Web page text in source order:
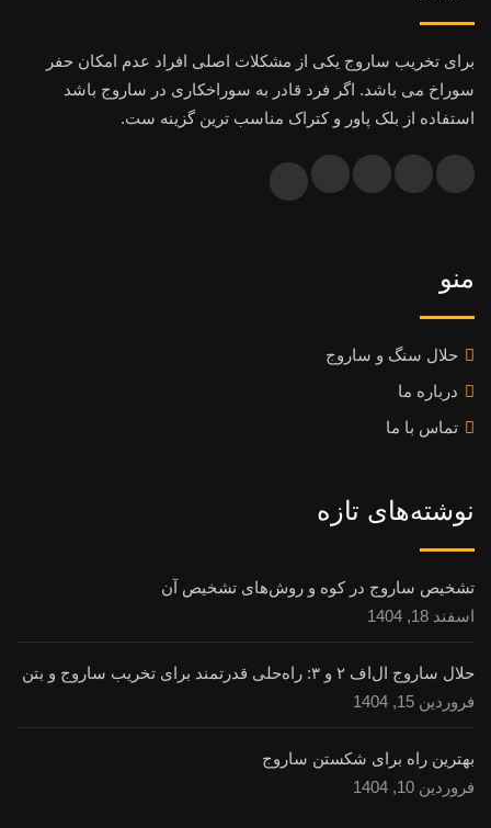
برای تخریب ساروج یکی از مشکلات اصلی افراد عدم امکان حفر
سوراخ می باشد. اگر فرد قادر به سوراخکاری در ساروج باشد
استفاده از بلک پاور و کتراک مناسب ترین گزینه ست.
منو
حلال سنگ و ساروج
درباره ما
تماس با ما
نوشته‌های تازه
تشخیص ساروج در کوه و روش‌های تشخیص آن
اسفند 18, 1404
حلال ساروج ال‌اف ۲ و ۳: راه‌حلی قدرتمند برای تخریب ساروج و بتن
فروردین 15, 1404
بهترین راه برای شکستن ساروج
فروردین 10, 1404